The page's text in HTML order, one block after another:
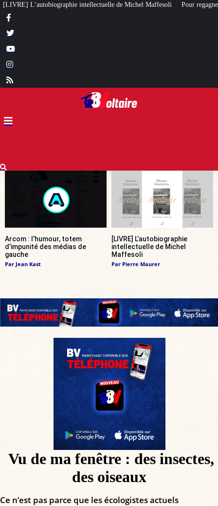
de Michel Maffesoli Pour regagner son influence en Afrique, le Quai
Arcom : l’humour, totem
d’impunité des médias de
gauche
Par Jean Kast
[LIVRE] L’autobiographie
intellectuelle de Michel
Maffesoli
Par Pierre Maurer
Vu de ma fenêtre : des insectes,
des oiseaux
Ce n’est pas parce que les écologistes actuels